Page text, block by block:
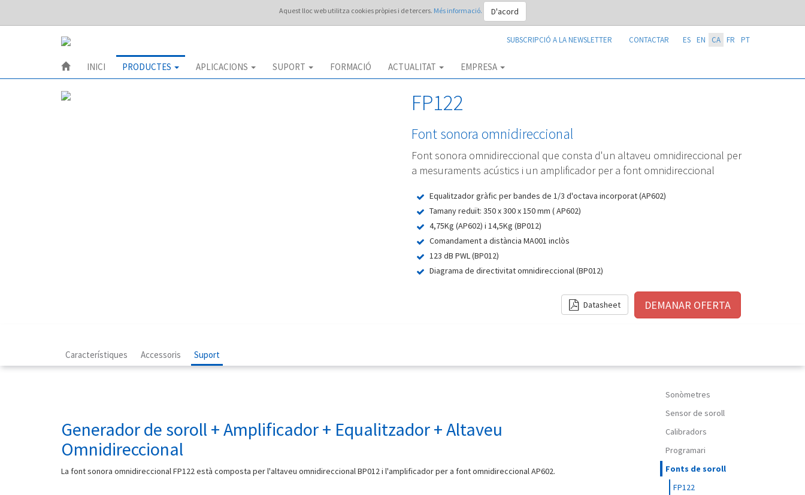
Aquest lloc web utilitza cookies pròpies i de tercers. Més informació. D'acord
SUBSCRIPCIÓ A LA NEWSLETTER CONTACTAR ES EN CA FR PT
INICI PRODUCTES APLICACIONS SUPORT FORMACIÓ ACTUALITAT EMPRESA
FP122
Font sonora omnidireccional
Font sonora omnidireccional que consta d'un altaveu omnidireccional per
a mesuraments acústics i un amplificador per a font omnidireccional
Equalitzador gràfic per bandes de 1/3 d'octava incorporat (AP602)
Tamany reduït: 350 x 300 x 150 mm ( AP602)
4,75Kg (AP602) i 14,5Kg (BP012)
Comandament a distància MA001 inclòs
123 dB PWL (BP012)
Diagrama de directivitat omnidireccional (BP012)
Datasheet
Característiques Accessoris Suport
Generador de soroll + Amplificador + Equalitzador + Altaveu
Omnidireccional
La font sonora omnidireccional FP122 està composta per l'altaveu omnidireccional BP012 i l'amplificador per a font omnidireccional AP602.
Sonòmetres
Sensor de soroll
Calibradors
Programari
Fonts de soroll
FP122